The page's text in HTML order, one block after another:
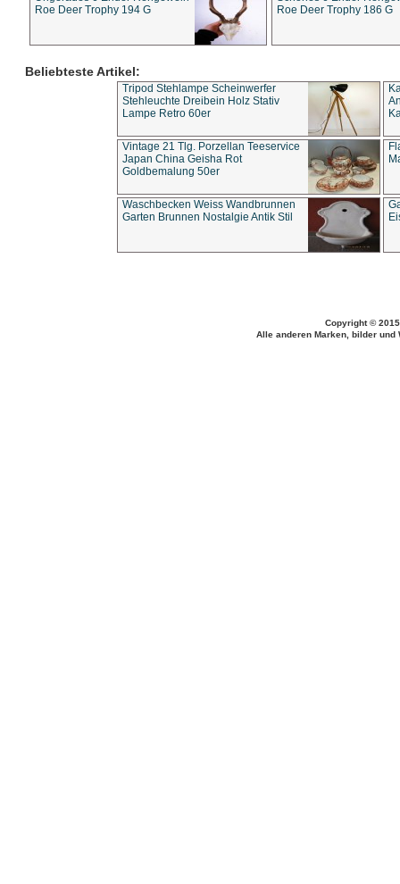
Roe Deer Trophy 194 G
Roe Deer Trophy 186 G
Beliebteste Artikel:
Tripod Stehlampe Scheinwerfer
Stehleuchte Dreibein Holz Stativ
Lampe Retro 60er
Vintage 21 Tlg. Porzellan Teeservice
Japan China Geisha Rot
Goldbemalung 50er
Waschbecken Weiss Wandbrunnen
Garten Brunnen Nostalgie Antik Stil
Copyright ©
Alle anderen Marken, bilder und